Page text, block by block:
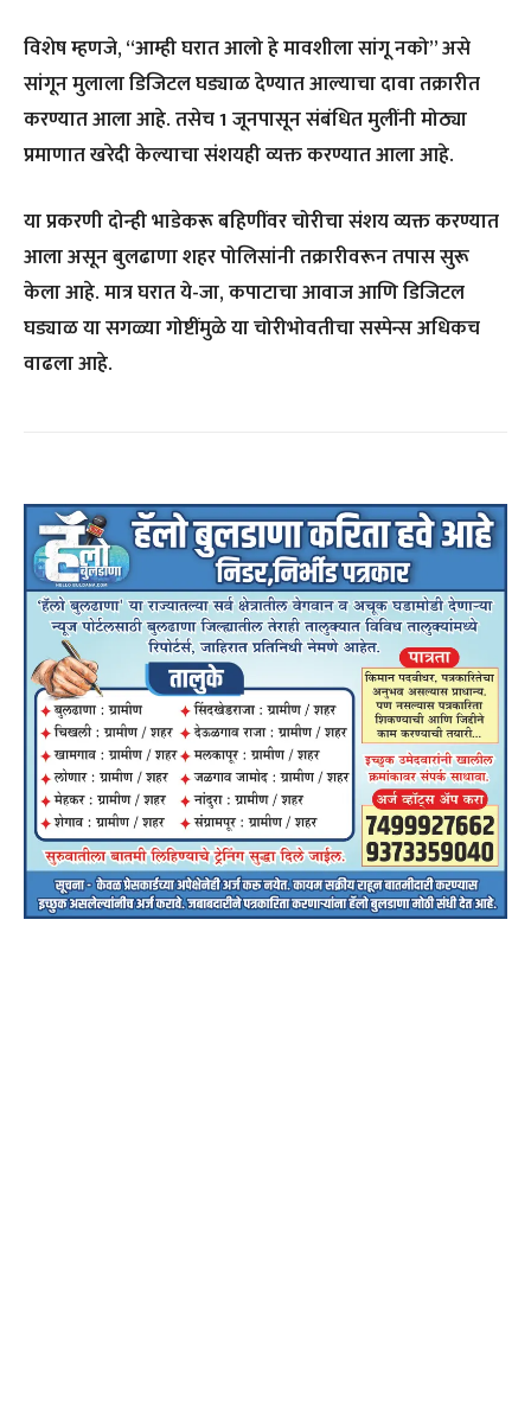
विशेष म्हणजे, “आम्ही घरात आलो हे मावशीला सांगू नको” असे
सांगून मुलाला डिजिटल घड्याळ देण्यात आल्याचा दावा तक्रारीत
करण्यात आला आहे. तसेच 1 जूनपासून संबंधित मुलींनी मोठ्या
प्रमाणात खरेदी केल्याचा संशयही व्यक्त करण्यात आला आहे.
या प्रकरणी दोन्ही भाडेकरू बहिणींवर चोरीचा संशय व्यक्त करण्यात
आला असून बुलढाणा शहर पोलिसांनी तक्रारीवरून तपास सुरू
केला आहे. मात्र घरात ये-जा, कपाटाचा आवाज आणि डिजिटल
घड्याळ या सगळ्या गोष्टींमुळे या चोरीभोवतीचा सस्पेन्स अधिकच
वाढला आहे.